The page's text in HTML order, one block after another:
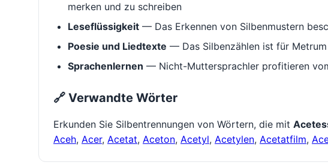
merken und zu schreiben
Leseflüssigkeit — Das Erkennen von Silbenmustern
Poesie und Liedtexte — Das Silbenzählen ist für
Sprachenlernen — Nicht-Muttersprachler profitieren
🔗 Verwandte Wörter
Erkunden Sie Silbentrennungen von Wörtern, die mit
Aceh, Acer, Acetat, Aceton, Acetyl, Acetylen, Acetatfilm,